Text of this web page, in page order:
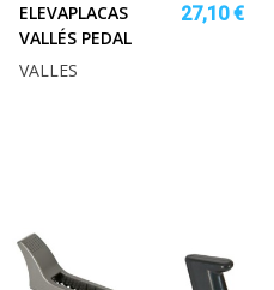
ELEVAPLACAS
VALLÉS PEDAL
27,10 €
VALLES